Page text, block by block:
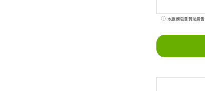
本服務包含贊助廣告